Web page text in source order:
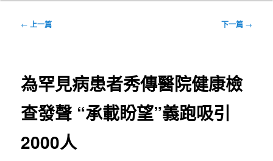
文
← 上一篇 下一篇 →
為罕見病患者秀傳醫院健康檢
查發聲 “承載盼望”義跑吸引
2000人